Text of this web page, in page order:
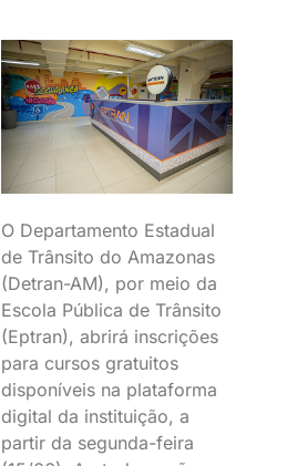
O Departamento Estadual
de Trânsito do Amazonas
(Detran-AM), por meio da
Escola Pública de Trânsito
(Eptran), abrirá inscrições
para cursos gratuitos
disponíveis na plataforma
digital da instituição, a
partir da segunda-feira